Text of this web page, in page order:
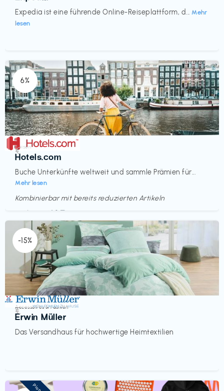
Expedia ist eine führende Online-Reiseplattform, d... Mehr
lesen
6%
Reisen
Hotels.com
Buche Unterkünfte weltweit und sammle Prämien für...
Mehr lesen
€‎
Kombinierbar mit bereits reduzierten Artikeln
Endet in
<60 Tagen
-15%
Accessoires & Fashion
Erwin Müller
Das Versandhaus für hochwertige Heimtextilien
€‎